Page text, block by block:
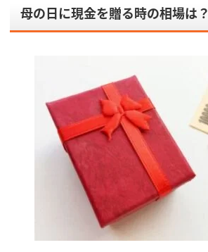
母の日に現金を贈る時の相場は？